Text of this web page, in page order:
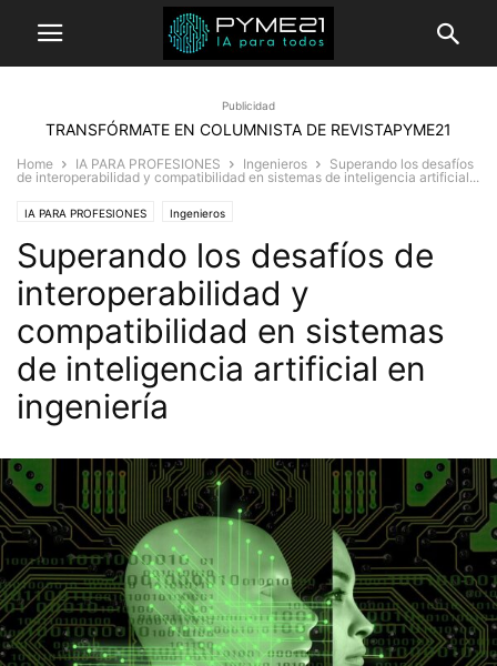
Publicidad
TRANSFÓRMATE EN COLUMNISTA DE REVISTAPYME21
Home IA PARA PROFESIONES Ingenieros
Superando los desafíos
de interoperabilidad y compatibilidad en sistemas de inteligencia artificial...
IA PARA PROFESIONES Ingenieros
Superando los desafíos de
interoperabilidad y
compatibilidad en sistemas
de inteligencia artificial en
ingeniería